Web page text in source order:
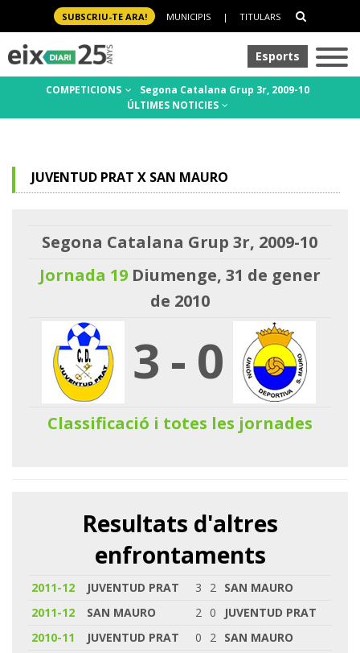
SUBSCRIU-TE ARA! MUNICIPIS | TITULARS
Esports
COMPETICIONS
Segona Catalana Grup 3r, 2009-10
ÚLTIMES NOTICIES
JUVENTUD PRAT X SAN MAURO
Segona Catalana Grup 3r, 2009-10
Jornada 19Diumenge, 31 de gener
de 2010
3 - 0
Classificació i totes les jornades
Resultats d'altres
enfrontaments
2011-12 JUVENTUD PRAT 3 2 SAN MAURO
2011-12
SAN MAURO 2 0
JUVENTUD PRAT
2010-11
JUVENTUD PRAT 0 2 SAN MAURO